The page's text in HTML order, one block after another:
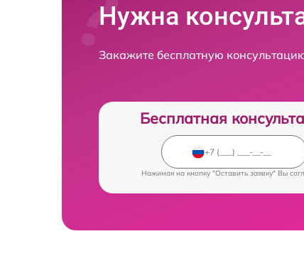
Нужна
Закажите бесплатную
Бесплатная
Нажимая на кнопку "Оставить заявку" Вы